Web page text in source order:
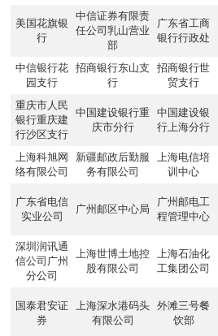
美国花旗银
行
中信证券有限责
任公司乳山营业
部
广东省工商
银行行政处
中信银行花
园支行
招商银行东山支
行
招商银行世
贸支行
重庆市人民
银行重庆建
行沙区支行
中国建设银行重
庆市分行
中国建设银
行上海分行
上海科旭网
络有限公司
新疆邮政后勤服
务有限公司
上海电信培
训中心
广东省电信
实业公司
广州邮区中心局
广州邮电工
程管理中心
深圳润讯通
信公司广州
分公司
上海世博土地控
股有限公司
上海石油化
工集团公司
国泰君安证
券
上海深水港码头
有限公司
外滩三号餐
饮部